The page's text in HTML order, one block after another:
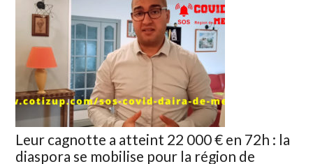
Leur cagnotte a atteint 22 000 € en 72h : la
diaspora se mobilise pour la région de